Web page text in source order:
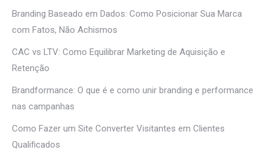
Branding Baseado em Dados: Como Posicionar Sua Marca
com Fatos, Não Achismos
CAC vs LTV: Como Equilibrar Marketing de Aquisição e
Retenção
Brandformance: O que é e como unir branding e performance
nas campanhas
Como Fazer um Site Converter Visitantes em Clientes
Qualificados